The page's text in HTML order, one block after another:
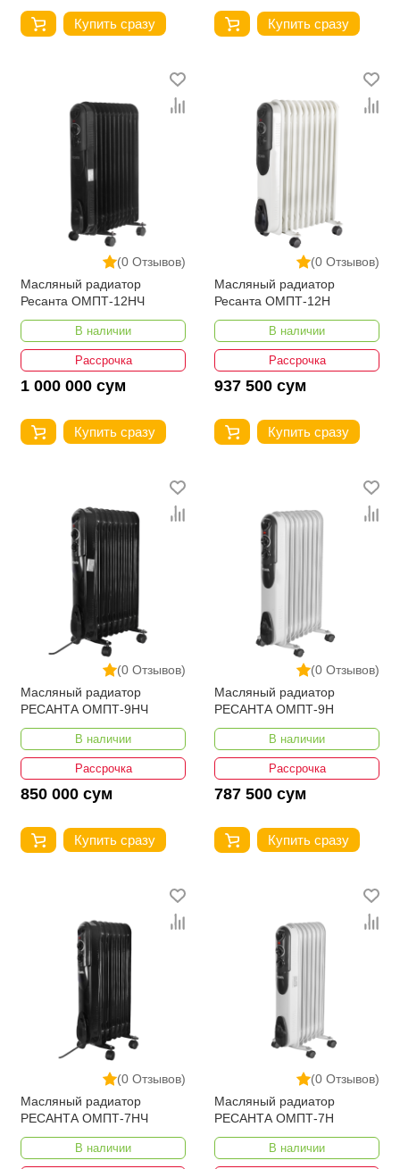
Купить сразу Купить сразу
(0 Отзывов)
Масляный радиатор
Ресанта ОМПТ-12НЧ
В наличии
Рассрочка
1 000 000 сум
Купить сразу
(0 Отзывов)
Масляный радиатор
Ресанта ОМПТ-12Н
В наличии
Рассрочка
937 500 сум
Купить сразу
(0 Отзывов)
Масляный радиатор
РЕСАНТА ОМПТ-9НЧ
В наличии
Рассрочка
850 000 сум
Купить сразу
(0 Отзывов)
Масляный радиатор
РЕСАНТА ОМПТ-9Н
В наличии
Рассрочка
787 500 сум
Купить сразу
(0 Отзывов)
Масляный радиатор
РЕСАНТА ОМПТ-7НЧ
В наличии
(0 Отзывов)
Масляный радиатор
РЕСАНТА ОМПТ-7Н
В наличии